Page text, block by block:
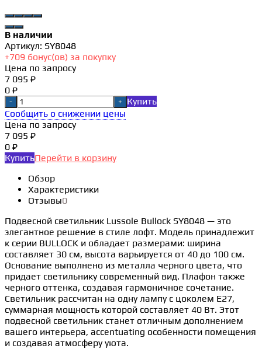
В наличии
Артикул: SY8048
+709 бонус(ов) за покупку
Цена по запросу
7 095 ₽
0 ₽
- +
Купить
Сообщить о снижении цены
Цена по запросу
7 095 ₽
0 ₽
КупитьПерейти в корзину
Обзор
Характеристики
Отзывы0
Подвесной светильник Lussole Bullock SY8048 — это
элегантное решение в стиле лофт. Модель принадлежит
к серии BULLOCK и обладает размерами: ширина
составляет 30 см, высота варьируется от 40 до 100 см.
Основание выполнено из металла черного цвета, что
придает светильнику современный вид. Плафон также
черного оттенка, создавая гармоничное сочетание.
Светильник рассчитан на одну лампу с цоколем E27,
суммарная мощность которой составляет 40 Вт. Этот
подвесной светильник станет отличным дополнением
вашего интерьера, accentuating особенности помещения
и создавая атмосферу уюта.